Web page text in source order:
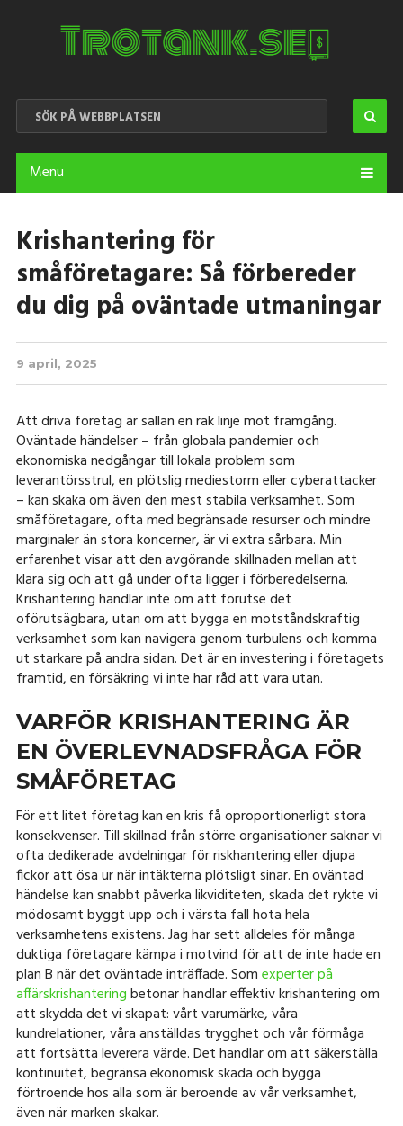
Menu
Krishantering för
småföretagare: Så förbereder
du dig på oväntade utmaningar
9 april, 2025
Att driva företag är sällan en rak linje mot framgång.
Oväntade händelser – från globala pandemier och
ekonomiska nedgångar till lokala problem som
leverantörsstrul, en plötslig mediestorm eller cyberattacker
– kan skaka om även den mest stabila verksamhet. Som
småföretagare, ofta med begränsade resurser och mindre
marginaler än stora koncerner, är vi extra sårbara. Min
erfarenhet visar att den avgörande skillnaden mellan att
klara sig och att gå under ofta ligger i förberedelserna.
Krishantering handlar inte om att förutse det
oförutsägbara, utan om att bygga en motståndskraftig
verksamhet som kan navigera genom turbulens och komma
ut starkare på andra sidan. Det är en investering i företagets
framtid, en försäkring vi inte har råd att vara utan.
VARFÖR KRISHANTERING ÄR
EN ÖVERLEVNADSFRÅGA FÖR
SMÅFÖRETAG
För ett litet företag kan en kris få oproportionerligt stora
konsekvenser. Till skillnad från större organisationer saknar vi
ofta dedikerade avdelningar för riskhantering eller djupa
fickor att ösa ur när intäkterna plötsligt sinar. En oväntad
händelse kan snabbt påverka likviditeten, skada det rykte vi
mödosamt byggt upp och i värsta fall hota hela
verksamhetens existens. Jag har sett alldeles för många
duktiga företagare kämpa i motvind för att de inte hade en
plan B när det oväntade inträffade. Somexperter på
affärskrishanteringbetonar handlar effektiv krishantering om
att skydda det vi skapat: vårt varumärke, våra
kundrelationer, våra anställdas trygghet och vår förmåga
att fortsätta leverera värde. Det handlar om att säkerställa
kontinuitet, begränsa ekonomisk skada och bygga
förtroende hos alla som är beroende av vår verksamhet,
även när marken skakar.